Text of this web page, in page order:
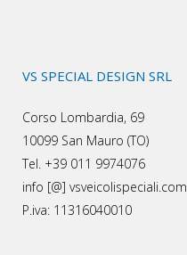
VS SPECIAL DESIGN SRL
Corso Lombardia, 69
10099 San Mauro (TO)
Tel. +39 011 9974076
info [@] vsveicolispeciali.com
P.iva: 11316040010